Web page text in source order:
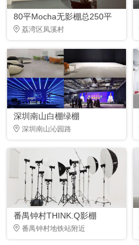
80平Mocha无影棚总250平
荔湾区凤溪村
深圳南山白棚绿棚
深圳南山沁园路
番禺钟村THINK.Q影棚
番禺钟村地铁站附近